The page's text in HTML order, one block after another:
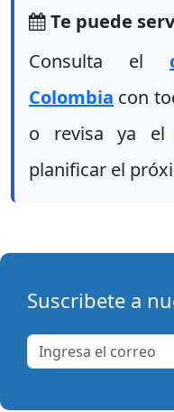
Te puede
Consulta el
Colombia con
o revisa ya el
planificar el
Suscribete a